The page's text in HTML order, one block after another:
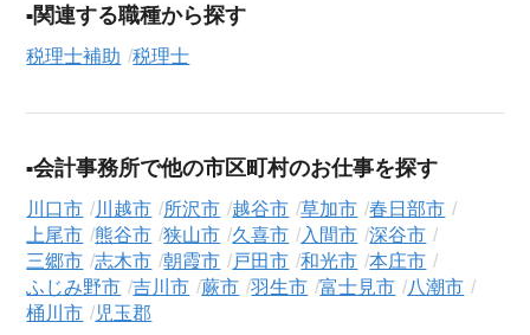
を徹底的にサポートします。この求人を含む
サービスだけの非公開求人です。
ご利用の流れ
る」ボタンからご登録ください。シニア専門のキャリアアドバ
イザーが、これまでのご経歴やご希望を丁寧にヒアリングし、
職務経歴書の作成から面接対策、企業との条件交渉まで、転職
活動の全プロセスを無料でサポートいたします。
求人検索について
関連する職種から探す
税理士補助 税理士
会計事務所で他の市区町村のお仕事を探す
川口市 川越市 所沢市 越谷市 草加市
春日部市
上尾市
熊谷市 狭山市 久喜市 入間市
深谷市
三郷市
志木市 朝霞市 戸田市 和光市
本庄市
ふじみ野市
吉川市 蕨市 羽生市 富士見市
八潮市
桶川市
児玉郡